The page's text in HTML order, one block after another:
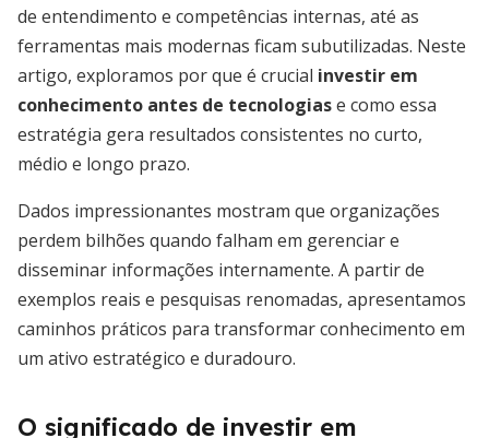
de entendimento e competências internas, até as
ferramentas mais modernas ficam subutilizadas. Neste
artigo, exploramos por que é crucial investir em
conhecimento antes de tecnologiase como essa
estratégia gera resultados consistentes no curto,
médio e longo prazo.
Dados impressionantes mostram que organizações
perdem bilhões quando falham em gerenciar e
disseminar informações internamente. A partir de
exemplos reais e pesquisas renomadas, apresentamos
caminhos práticos para transformar conhecimento em
um ativo estratégico e duradouro.
O significado de investir em